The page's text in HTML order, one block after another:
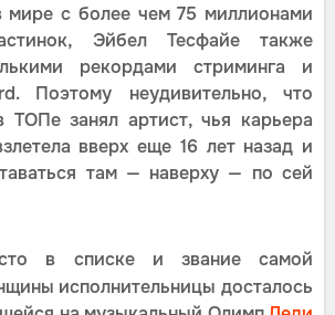
мире с более чем 75 миллионами
Эйбел Тесфайе также
рекордами стриминга и
Поэтому неудивительно, что
ТОПе занял артист, чья карьера
вверх еще 16 лет назад и
там — наверху — по сей
в списке и звание самой
исполнительницы досталось